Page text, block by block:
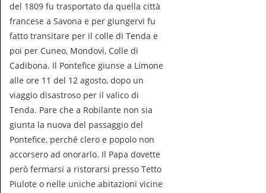
del 1809 fu trasportato da quella città
francese a Savona e per giungervi fu
fatto transitare per il colle di Tenda e
poi per Cuneo, Mondovì, Colle di
Cadibona. Il Pontefice giunse a Limone
alle ore 11 del 12 agosto, dopo un
viaggio disastroso per il valico di
Tenda. Pare che a Robilante non sia
giunta la nuova del passaggio del
Pontefice, perché clero e popolo non
accorsero ad onorarlo. Il Papa dovette
però fermarsi a ristorarsi presso Tetto
Piulote o nelle uniche abitazioni vicine